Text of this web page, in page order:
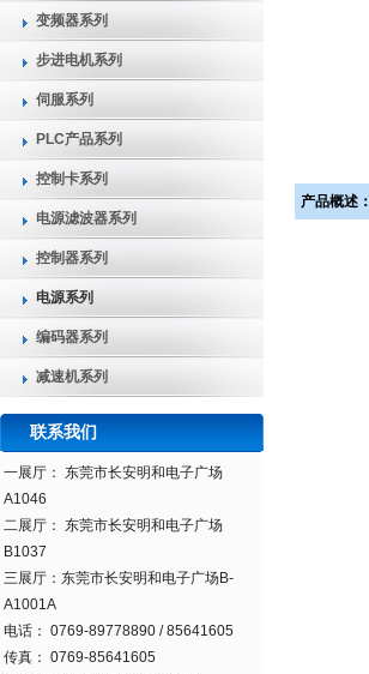
变频器系列
步进电机系列
伺服系列
PLC产品系列
控制卡系列
电源滤波器系列
控制器系列
电源系列
编码器系列
减速机系列
联系我们
一展厅： 东莞市长安明和电子广场
A1046
二展厅： 东莞市长安明和电子广场
B1037
三展厅： 东莞市长安明和电子广场B-
A1001A
电话： 0769-89778890 / 85641605
传真： 0769-85641605
产品概述：